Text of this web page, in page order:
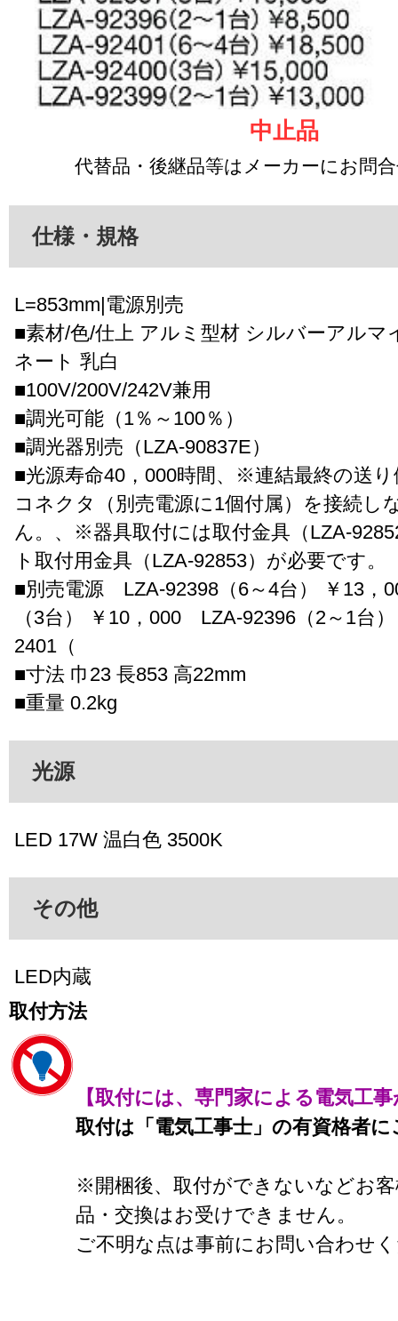
中止品
代替品・後継品等はメーカーにお問
仕様・規格
L=853mm|電源別売
■素材/色/仕上 アルミ型材 シルバーアルマ
ネート 乳白
■100V/200V/242V兼用
■調光可能（1％～100％）
■調光器別売（LZA-90837E）
■光源寿命40，000時間、※連結最終の送
コネクタ（別売電源に1個付属）を接続し
ん。、※器具取付には取付金具（LZA-
ト取付用金具（LZA-92853）が必要です。
■別売電源 LZA-92398（6～4台） ￥13，
（3台） ￥10，000 LZA-92396（2～1台
2401（
■寸法 巾23 長853 高22mm
■重量 0.2kg
光源
LED 17W 温白色 3500K
その他
LED内蔵
取付方法
【取付には、専門家による電気工
取付は「電気工事士」の有資格者
※開梱後、取付ができないなどお
品・交換はお受けできません。
ご不明な点は事前にお問い合わせ